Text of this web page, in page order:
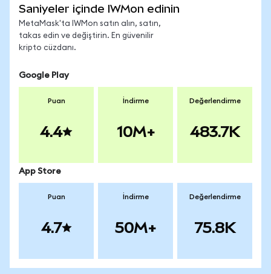
Saniyeler içinde IWMon edinin
MetaMask'ta IWMon satın alın, satın,
takas edin ve değiştirin. En güvenilir
kripto cüzdanı.
Google Play
Puan
4.4
İndirme
10M+
Değerlendirme
483.7K
App Store
Puan
4.7
İndirme
50M+
Değerlendirme
75.8K